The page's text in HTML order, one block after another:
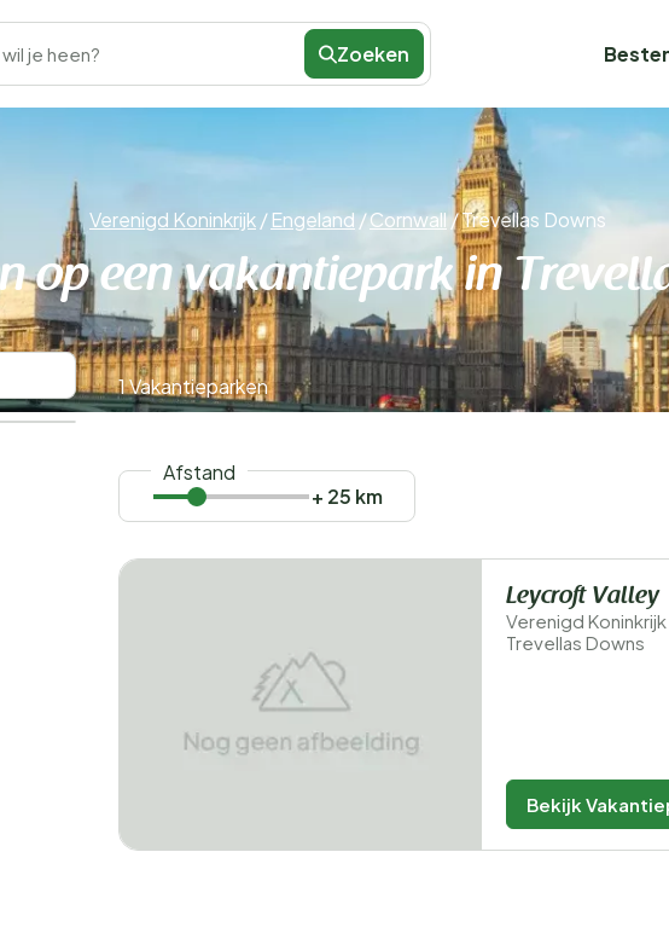
je heen? Zoeken
Verenigd Koninkrijk/Engeland/Cornwall/Trevellas Downs
op een vakantiepark in
1 Vakantieparken
Afstand
+ 25 km
Leycroft Valley
Verenigd
Trevellas Downs
Bekijk